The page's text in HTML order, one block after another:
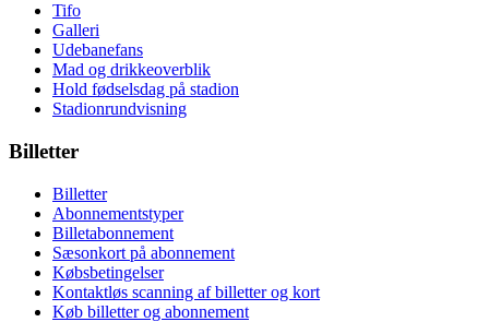
Tifo
Galleri
Udebanefans
Mad og drikkeoverblik
Hold fødselsdag på stadion
Stadionrundvisning
Billetter
Billetter
Abonnementstyper
Billetabonnement
Sæsonkort på abonnement
Købsbetingelser
Kontaktløs scanning af billetter og kort
Køb billetter og abonnement